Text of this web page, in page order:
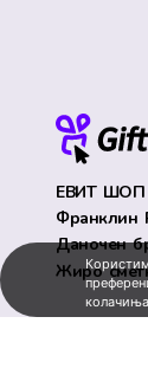
ЕВИТ
Франклин
Даночен
Жиро